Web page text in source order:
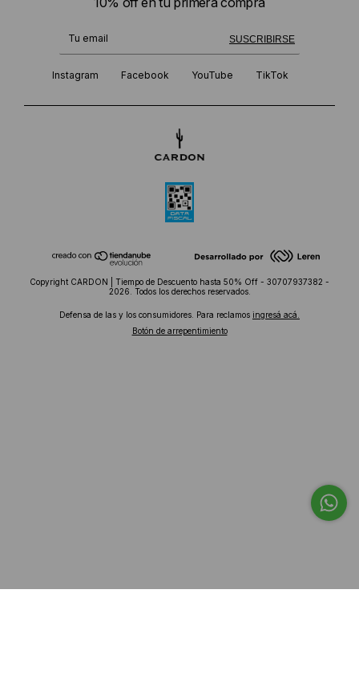
SUSCRIBIRSE
¡Te suscribiste exitosamente!
Instagram Facebook YouTube TikTok
Copyright CARDON | Tiempo de Descuento hasta 50% Off - 30707937382 -
2026. Todos los derechos reservados.
Defensa de las y los consumidores. Para reclamos ingresá acá.
Botón de arrepentimiento